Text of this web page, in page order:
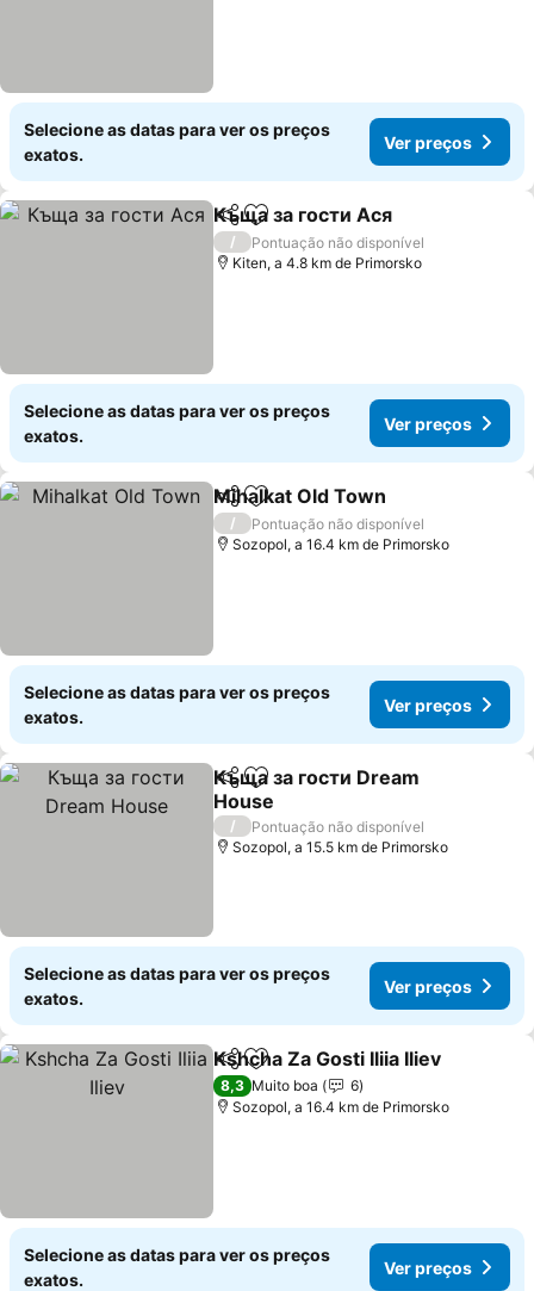
Selecione as datas para ver os preços
exatos.
Ver preços
PartilharAdicionar aos favoritos
Къща за гости Ася
/
Pontuação não disponível
Kiten, a 4.8 km de Primorsko
Selecione as datas para ver os preços
exatos.
Ver preços
PartilharAdicionar aos favoritos
Mihalkat Old Town
/
Pontuação não disponível
Sozopol, a 16.4 km de Primorsko
Selecione as datas para ver os preços
exatos.
Ver preços
PartilharAdicionar aos favoritos
Къща за гости Dream
House
/
Pontuação não disponível
Sozopol, a 15.5 km de Primorsko
Selecione as datas para ver os preços
exatos.
Ver preços
PartilharAdicionar aos favoritos
Kshcha Za Gosti Iliia Iliev
8,3 Muito boa
6
Sozopol, a 16.4 km de Primorsko
Selecione as datas para ver os preços
exatos.
Ver preços